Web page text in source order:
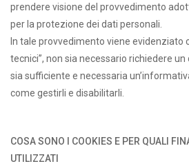
prendere visione del provvedimento
per la protezione dei dati personali.
In tale provvedimento viene evidenziato
tecnici”, non sia necessario richiedere
sia sufficiente e necessaria
come gestirli e disabilitarli.
COSA SONO I COOKIES E PER QUALI
UTILIZZATI